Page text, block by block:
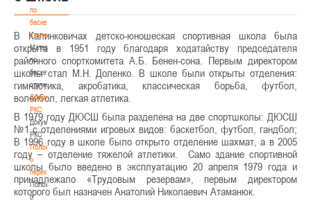
по
баскетбольной
статистике
Материалы
по
баскетбольной
статистике
Документы
РКС
Документы
РКС
Положение
о
переходах
Положение
о
В Калинковичах детско-юношеская спортивная школа была
открыта в 1951 году благодаря ходатайству председателя
районного спорткомитета А.Б. Бенен-сона. Первым директором
школы стал М.Н. Доленко. В школе были открыты отделения:
гимнастика, акробатика, классическая борьба, футбол,
волейбол, легкая атлетика.
В 1979 году ДЮСШ была разделена на две спортшколы: ДЮСШ
№1 с отделениями игровых видов: баскетбол, футбол, гандбол;
В 1996 году в школе было открыто отделение шахмат, а в 2005
году – отделение тяжелой атлетики. Само здание спортивной
школы было введено в эксплуатацию 20 апреля 1979 года и
принадлежало «Трудовым резервам», первым директором
которого был назначен Анатолий Николаевич Атаманюк.